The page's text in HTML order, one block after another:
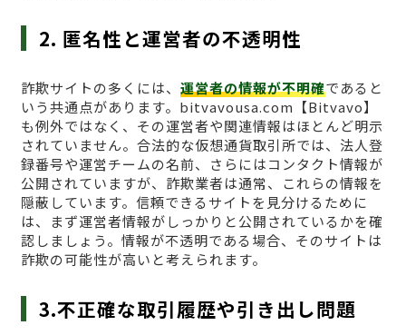
2. 匿名性と運営者の不透明性
詐欺サイトの多くには、 運営者の情報が不明確であると
いう共通点があります。bitvavousa.com【Bitvavo】
も例外ではなく、その運営者や関連情報はほとんど明示
されていません。合法的な仮想通貨取引所では、法人登
録番号や運営チームの名前、さらにはコンタクト情報が
公開されていますが、詐欺業者は通常、これらの情報を
隠蔽しています。信頼できるサイトを見分けるために
は、まず運営者情報がしっかりと公開されているかを確
認しましょう。情報が不透明である場合、そのサイトは
詐欺の可能性が高いと考えられます。
3.不正確な取引履歴や引き出し問題